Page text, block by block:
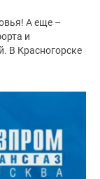
А еще –
и
В Красногорске